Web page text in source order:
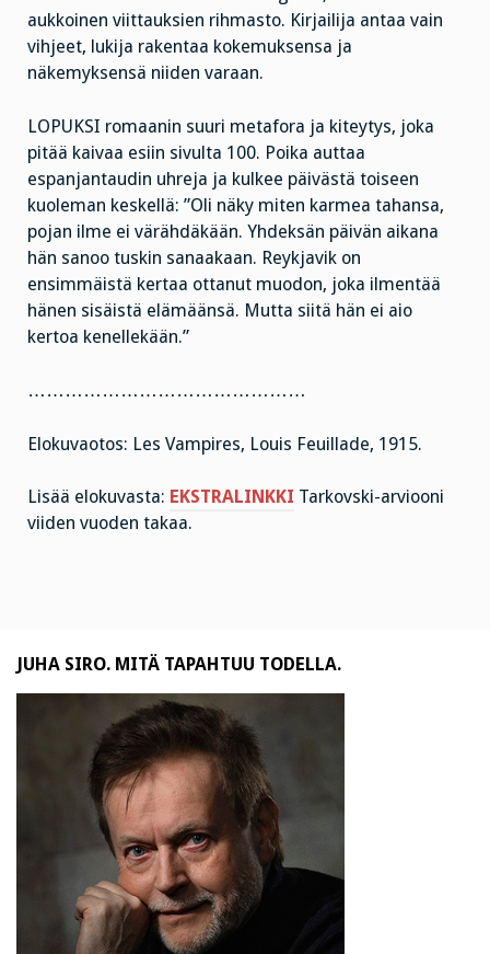
aukkoinen viittauksien rihmasto. Kirjailija antaa vain
vihjeet, lukija rakentaa kokemuksensa ja
näkemyksensä niiden varaan.
LOPUKSI romaanin suuri metafora ja kiteytys, joka
pitää kaivaa esiin sivulta 100. Poika auttaa
espanjantaudin uhreja ja kulkee päivästä toiseen
kuoleman keskellä: ”Oli näky miten karmea tahansa,
pojan ilme ei värähdäkään. Yhdeksän päivän aikana
hän sanoo tuskin sanaakaan. Reykjavik on
ensimmäistä kertaa ottanut muodon, joka ilmentää
hänen sisäistä elämäänsä. Mutta siitä hän ei aio
kertoa kenellekään.”
………………………………………
Elokuvaotos: Les Vampires, Louis Feuillade, 1915.
Lisää elokuvasta: EKSTRALINKKI Tarkovski-arviooni
viiden vuoden takaa.
JUHA SIRO. MITÄ TAPAHTUU TODELLA.